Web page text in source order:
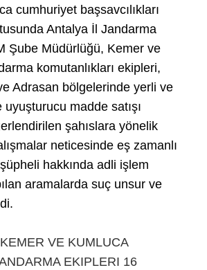
cumhuriyet başsavcılıkları
Antalya İl Jandarma
Şube Müdürlüğü, Kemer ve
komutanlıkları ekipleri,
Adrasan bölgelerinde yerli ve
madde satışı
şahıslara yönelik
neticesinde eş zamanlı
hakkında adli işlem
aramalarda suç unsur ve